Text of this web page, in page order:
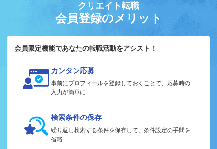
クリエイト転職
会員登録のメリット
会員限定機能であなたの転職活動をアシスト！
カンタン応募
事前にプロフィールを登録しておくことで、応募時の
入力が簡単に
検索条件の保存
繰り返し検索する条件を保存して、条件設定の手間を
省略